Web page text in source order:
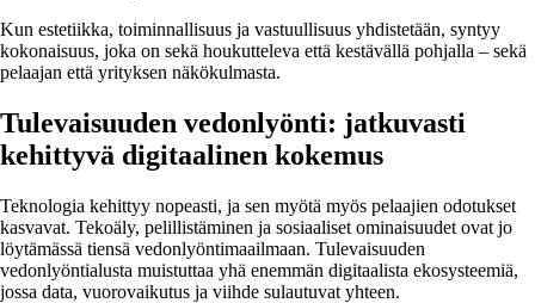
Kun estetiikka, toiminnallisuus ja vastuullisuus yhdistetään, syntyy
kokonaisuus, joka on sekä houkutteleva että kestävällä pohjalla – sekä
pelaajan että yrityksen näkökulmasta.
Tulevaisuuden vedonlyönti: jatkuvasti
kehittyvä digitaalinen kokemus
Teknologia kehittyy nopeasti, ja sen myötä myös pelaajien odotukset
kasvavat. Tekoäly, pelillistäminen ja sosiaaliset ominaisuudet ovat jo
löytämässä tiensä vedonlyöntimaailmaan. Tulevaisuuden
vedonlyöntialusta muistuttaa yhä enemmän digitaalista ekosysteemiä,
jossa data, vuorovaikutus ja viihde sulautuvat yhteen.